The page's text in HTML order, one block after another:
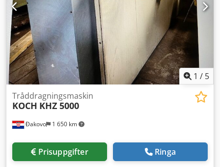
1 / 5
Đakovo 1 650 km
Tråddragningsmaskin
KOCH KHZ 5000
Prisuppgifter Ringa